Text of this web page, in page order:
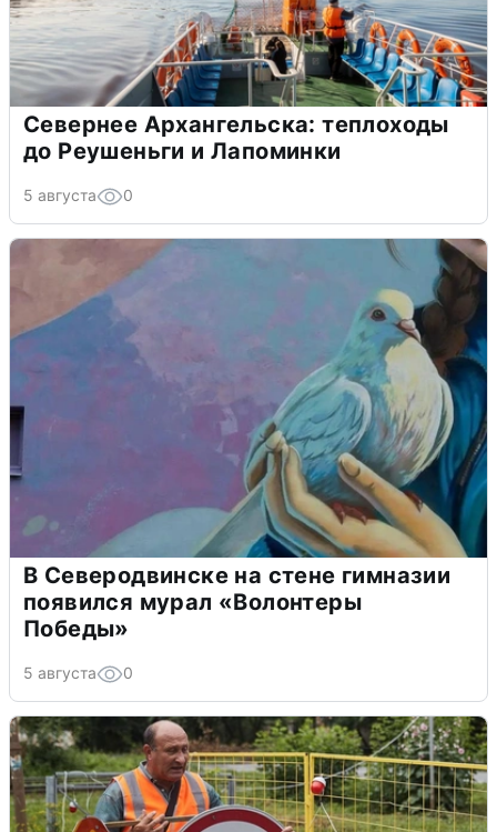
Севернее Архангельска: теплоходы
до Реушеньги и Лапоминки
5 августа 0
В Северодвинске на стене гимназии
появился мурал «Волонтеры
Победы»
5 августа 0